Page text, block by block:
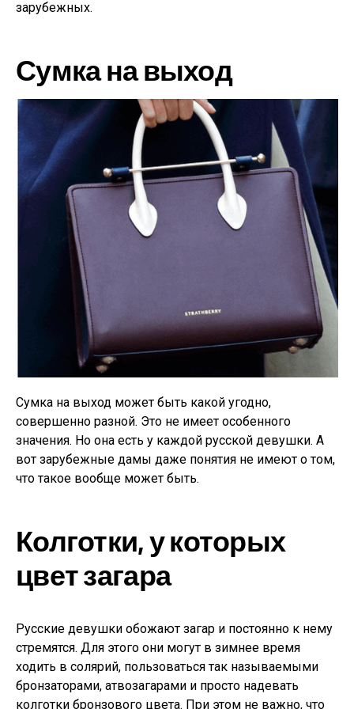
зарубежных.
Сумка на выход
Сумка на выход может быть какой угодно,
совершенно разной. Это не имеет особенного
значения. Но она есть у каждой русской девушки. А
вот зарубежные дамы даже понятия не имеют о том,
что такое вообще может быть.
Колготки, у которых
цвет загара
Русские девушки обожают загар и постоянно к нему
стремятся. Для этого они могут в зимнее время
ходить в солярий, пользоваться так называемыми
бронзаторами, атвозагарами и просто надевать
колготки бронзового цвета. При этом не важно, что